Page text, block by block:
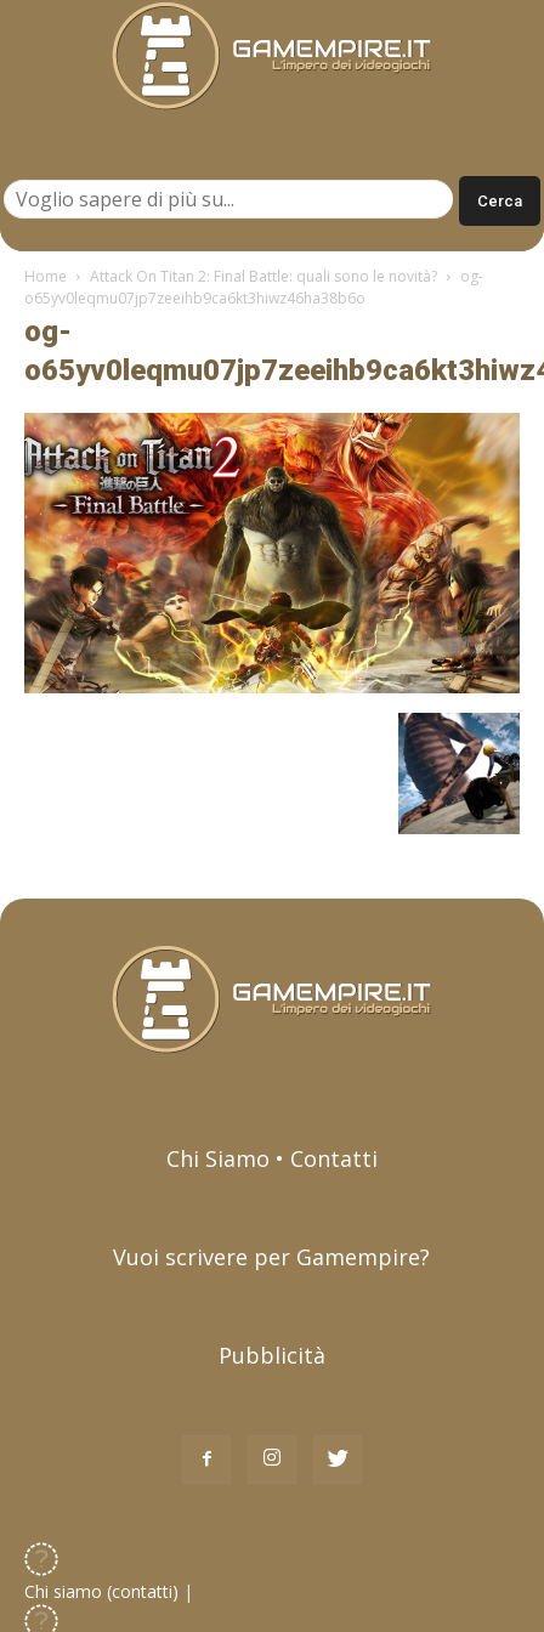
Home Attack On Titan 2: Final Battle: quali sono le novità?
og-
o65yv0leqmu07jp7zeeihb9ca6kt3hiwz46ha38b6o
og-
Chi Siamo • Contatti
Vuoi scrivere per Gamempire?
Pubblicità
Chi siamo (contatti) |